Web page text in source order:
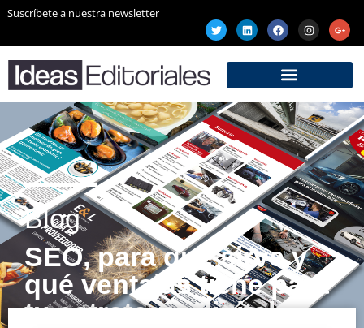
Suscríbete a nuestra newsletter
Blog
SEO, para qué sirve y
qué ventajas tiene para
tu estrategia digital